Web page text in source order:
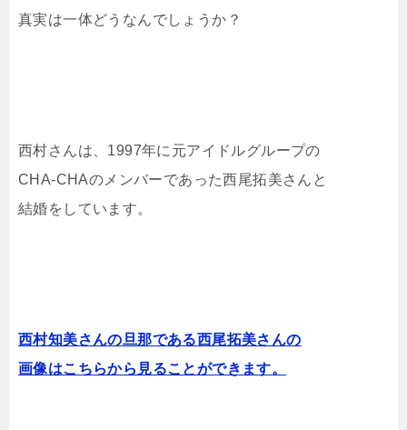
真実は一体どうなんでしょうか？
西村さんは、1997年に元アイドルグループの
CHA-CHAのメンバーであった西尾拓美さんと
結婚をしています。
西村知美さんの旦那である西尾拓美さんの
画像はこちらから見ることができます。